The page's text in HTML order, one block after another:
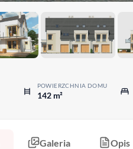
POWIERZCHNIA DOMU
142 m²
Galeria Opis